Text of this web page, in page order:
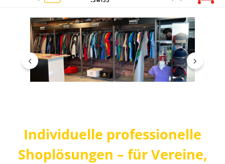
Bildergalerie überspringen
Individuelle professionelle
Shoplösungen – für Vereine,